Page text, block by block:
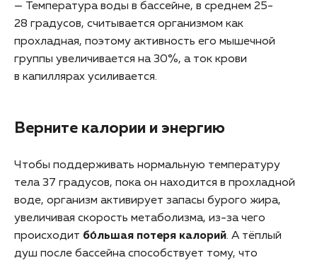
— Температура воды в бассейне, в среднем 25-
28 градусов, считывается организмом как
прохладная, поэтому активность его мышечной
группы увеличивается на 30%, а ток крови
в капиллярах усиливается.
Верните калории и энергию
Чтобы поддерживать нормальную температуру
тела 37 градусов, пока он находится в прохладной
воде, организм активирует запасы бурого жира,
увеличивая скорость метаболизма, из-за чего
происходит бо́льшая потеря калорий. А тёплый
душ после бассейна способствует тому, что